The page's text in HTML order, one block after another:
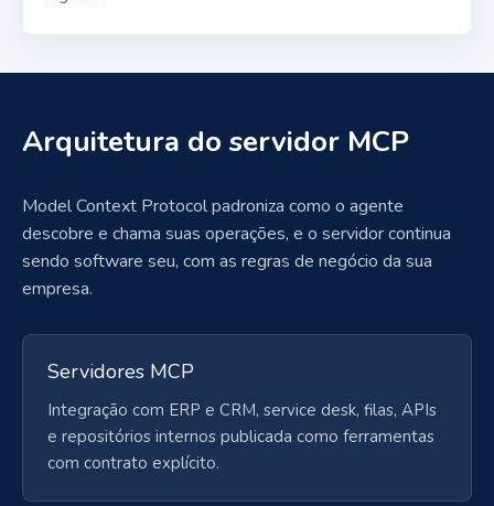
Arquitetura do servidor MCP
Model Context Protocol padroniza como o agente
descobre e chama suas operações, e o servidor continua
sendo software seu, com as regras de negócio da sua
empresa.
Servidores MCP
Integração com ERP e CRM, service desk, filas, APIs
e repositórios internos publicada como ferramentas
com contrato explícito.